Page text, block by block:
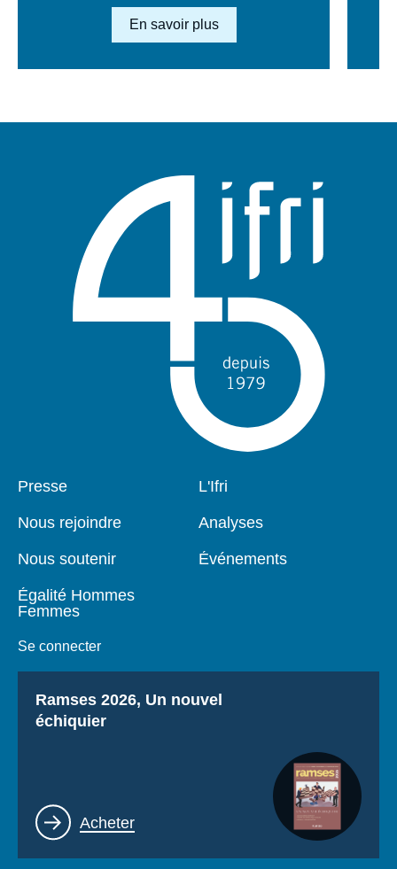
savoir
Lien en savoir plus
En savoir plus
Pied
Presse
Nous rejoindre
Nous soutenir
Égalité Hommes
Femmes
Se connecter
Navigation
L'Ifri
Analyses
Événements
Titre
Ramses 2026, Un nouvel
échiquier
Lien
Acheter